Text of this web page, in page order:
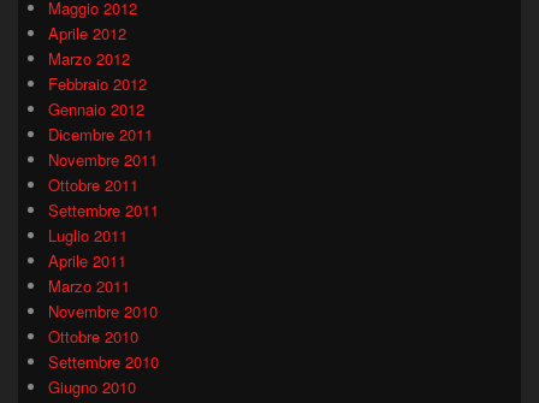
Maggio 2012
Aprile 2012
Marzo 2012
Febbraio 2012
Gennaio 2012
Dicembre 2011
Novembre 2011
Ottobre 2011
Settembre 2011
Luglio 2011
Aprile 2011
Marzo 2011
Novembre 2010
Ottobre 2010
Settembre 2010
Giugno 2010